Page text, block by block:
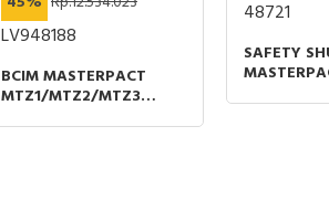
LV948188
BCIM MASTERPACT
MTZ1/MTZ2/MTZ3
48721
SAFETY